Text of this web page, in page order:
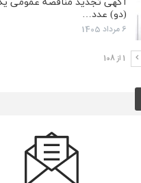
(دو) عدد…
6 مرداد 1405
1 از 108